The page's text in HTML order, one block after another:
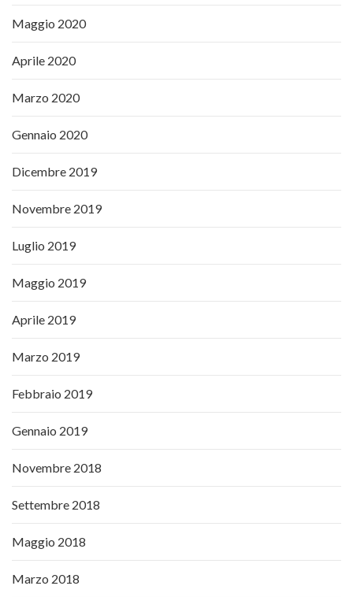
Maggio 2020
Aprile 2020
Marzo 2020
Gennaio 2020
Dicembre 2019
Novembre 2019
Luglio 2019
Maggio 2019
Aprile 2019
Marzo 2019
Febbraio 2019
Gennaio 2019
Novembre 2018
Settembre 2018
Maggio 2018
Marzo 2018